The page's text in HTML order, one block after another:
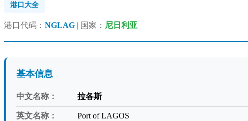
港口大全
港口代码： NGLAG | 国家： 尼日利亚
基本信息
中文名称： 拉各斯
英文名称： Port of LAGOS